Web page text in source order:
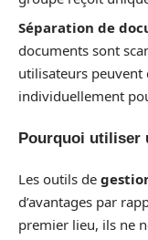
Séparation de
documents sont
utilisateurs
individuellement
Pourquoi utiliser
Les outils de
d’avantages par
premier lieu, ils ne